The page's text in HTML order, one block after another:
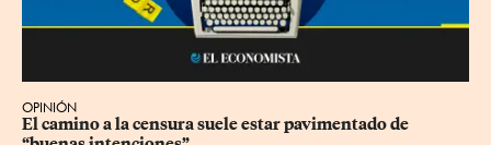
OPINIÓN
El camino a la censura suele estar pavimentado de